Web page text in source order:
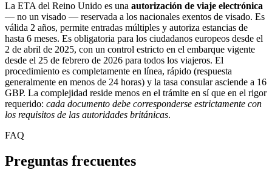
La ETA del Reino Unido es una autorización de viaje electrónica
— no un visado — reservada a los nacionales exentos de visado. Es
válida 2 años, permite entradas múltiples y autoriza estancias de
hasta 6 meses. Es obligatoria para los ciudadanos europeos desde el
2 de abril de 2025, con un control estricto en el embarque vigente
desde el 25 de febrero de 2026 para todos los viajeros. El
procedimiento es completamente en línea, rápido (respuesta
generalmente en menos de 24 horas) y la tasa consular asciende a 16
GBP. La complejidad reside menos en el trámite en sí que en el rigor
requerido: cada documento debe corresponderse estrictamente con
los requisitos de las autoridades británicas.
FAQ
Preguntas frecuentes